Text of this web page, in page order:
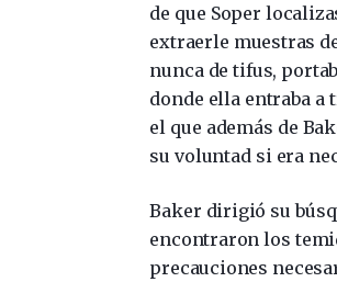
de que Soper
extraerle muestras
nunca de tifus,
donde ella entraba a
el que además de
su voluntad si era
Baker dirigió su
encontraron los
precauciones